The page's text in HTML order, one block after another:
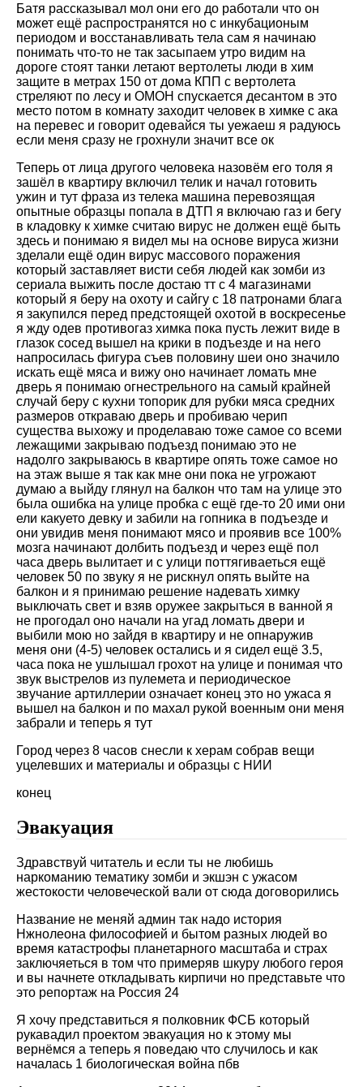
Батя рассказывал мол они его до работали что он
может ещё распространятся но с инкубационым
периодом и восстанавливать тела сам я начинаю
понимать что-то не так засыпаем утро видим на
дороге стоят танки летают вертолеты люди в хим
защите в метрах 150 от дома КПП с вертолета
стреляют по лесу и ОМОН спускается десантом в это
место потом в комнату заходит человек в химке с ака
на перевес и говорит одевайся ты уежаеш я радуюсь
если меня сразу не грохнули значит все ок
Теперь от лица другого человека назовём его толя я
зашёл в квартиру включил телик и начал готовить
ужин и тут фраза из телека машина перевозящая
опытные образцы попала в ДТП я включаю газ и бегу
в кладовку к химке считаю вирус не должен ещё быть
здесь и понимаю я видел мы на основе вируса жизни
зделали ещё один вирус массового поражения
который заставляет висти себя людей как зомби из
сериала выжить после достаю тт с 4 магазинами
который я беру на охоту и сайгу с 18 патронами блага
я закупился перед предстоящей охотой в воскресенье
я жду одев противогаз химка пока пусть лежит виде в
глазок сосед вышел на крики в подъезде и на него
напросилась фигура съев половину шеи оно значило
искать ещё мяса и вижу оно начинает ломать мне
дверь я понимаю огнестрельного на самый крайней
случай беру с кухни топорик для рубки мяса средних
размеров откраваю дверь и пробиваю черип
существа выхожу и проделаваю тоже самое со всеми
лежащими закрываю подъезд понимаю это не
надолго закрываюсь в квартире опять тоже самое но
на этаж выше я так как мне они пока не угрожают
думаю а выйду глянул на балкон что там на улице это
была ошибка на улице пробка с ещё где-то 20 ими они
ели какуето девку и забили на гопника в подъезде и
они увидив меня понимают мясо и проявив все 100%
мозга начинают долбить подъезд и через ещё пол
часа дверь вылитает и с улици поттягиваеться ещё
человек 50 по звуку я не рискнул опять выйте на
балкон и я принимаю решение надевать химку
выключать свет и взяв оружее закрыться в ванной я
не прогодал оно начали на угад ломать двери и
выбили мою но зайдя в квартиру и не опнаружив
меня они (4-5) человек остались и я сидел ещё 3.5,
часа пока не ушлышал грохот на улице и понимая что
звук выстрелов из пулемета и периодическое
звучание артиллерии означает конец это но ужаса я
вышел на балкон и по махал рукой военным они меня
забрали и теперь я тут
Город через 8 часов снесли к херам собрав вещи
уцелевших и материалы и образцы с НИИ
конец
Эвакуация
Здравствуй читатель и если ты не любишь
наркоманию тематику зомби и экшэн с ужасом
жестокости человеческой вали от сюда договорились
Название не меняй админ так надо история
Нжнолеона философией и бытом разных людей во
время катастрофы планетарного масштаба и страх
заключяеться в том что примеряв шкуру любого героя
и вы начнете откладывать кирпичи но представьте что
это репортаж на Россия 24
Я хочу представиться я полковник ФСБ который
рукавадил проектом эвакуация но к этому мы
вернёмся а теперь я поведаю что случилось и как
началась 1 биологическая война пбв